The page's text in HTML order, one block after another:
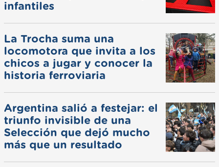
infantiles
La Trocha suma una
locomotora que invita a los
chicos a jugar y conocer la
historia ferroviaria
Argentina salió a festejar: el
triunfo invisible de una
Selección que dejó mucho
más que un resultado